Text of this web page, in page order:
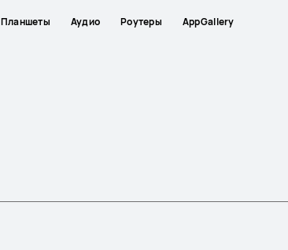
Планшеты Аудио Роутеры AppGallery